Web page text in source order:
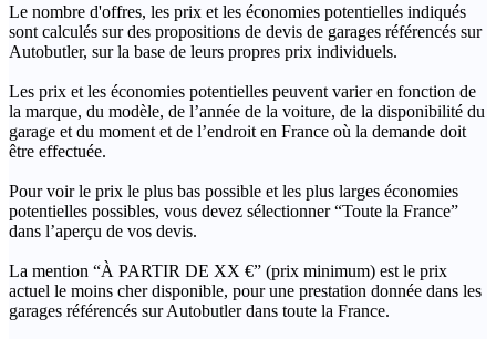
Le nombre d'offres, les prix et les économies potentielles indiqués
sont calculés sur des propositions de devis de garages référencés sur
Autobutler, sur la base de leurs propres prix individuels.
Les prix et les économies potentielles peuvent varier en fonction de
la marque, du modèle, de l’année de la voiture, de la disponibilité du
garage et du moment et de l’endroit en France où la demande doit
être effectuée.
Pour voir le prix le plus bas possible et les plus larges économies
potentielles possibles, vous devez sélectionner “Toute la France”
dans l’aperçu de vos devis.
La mention “À PARTIR DE XX €” (prix minimum) est le prix
actuel le moins cher disponible, pour une prestation donnée dans les
garages référencés sur Autobutler dans toute la France.